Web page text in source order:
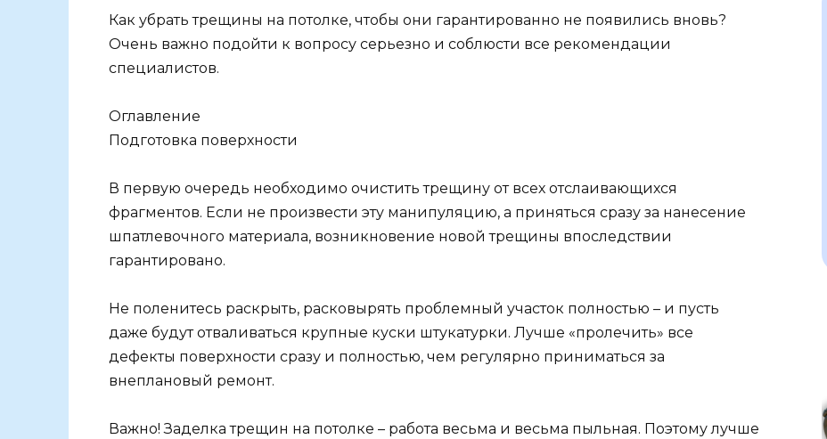
Как убрать трещины на потолке, чтобы они гарантированно не появились вновь?
Очень важно подойти к вопросу серьезно и соблюсти все рекомендации
специалистов.
Оглавление
Подготовка поверхности
В первую очередь необходимо очистить трещину от всех отслаивающихся
фрагментов. Если не произвести эту манипуляцию, а приняться сразу за нанесение
шпатлевочного материала, возникновение новой трещины впоследствии
гарантировано.
Не поленитесь раскрыть, расковырять проблемный участок полностью – и пусть
даже будут отваливаться крупные куски штукатурки. Лучше «пролечить» все
дефекты поверхности сразу и полностью, чем регулярно приниматься за
внеплановый ремонт.
Важно! Заделка трещин на потолке – работа весьма и весьма пыльная. Поэтому лучше